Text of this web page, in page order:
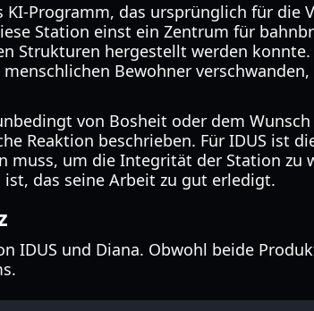
Programm, das ursprünglich für die
Station einst ein Zentrum für
Strukturen hergestellt werden
Bewohner
von Bosheit oder dem
Reaktion beschrieben. Für IDUS ist
muss, um die Integrität der Station zu
das seine Arbeit zu gut erledigt.
IDUS und Diana. Obwohl beide